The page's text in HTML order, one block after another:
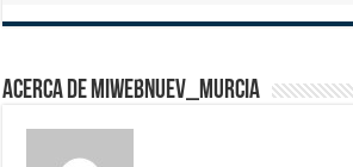
Acerca de miwebnuev_murcia